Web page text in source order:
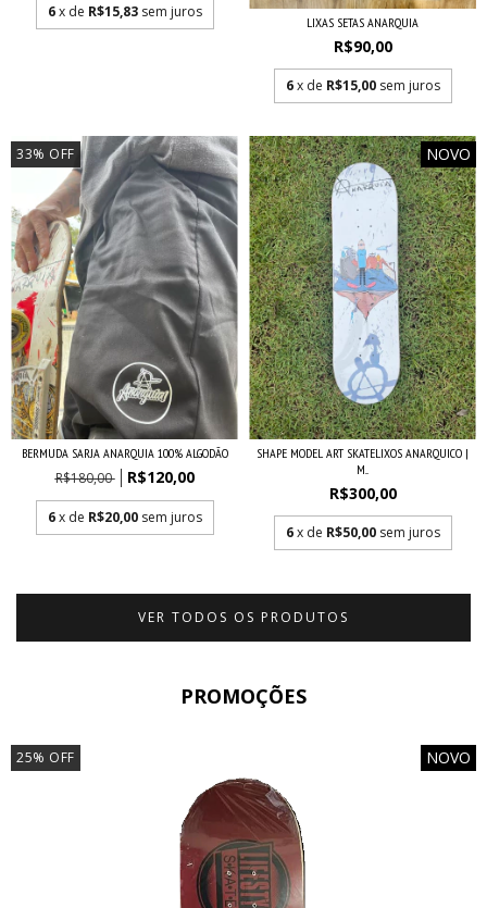
6 x de R$15,83 sem juros
LIXAS SETAS ANARQUIA
R$90,00
6 x de R$15,00 sem juros
33% OFF
BERMUDA SARJA ANARQUIA 100% ALGODÃO
R$180,00 R$120,00
6 x de R$20,00 sem juros
NOVO
SHAPE MODEL ART SKATELIXOS ANARQUICO |
M...
R$300,00
6 x de R$50,00 sem juros
VER TODOS OS PRODUTOS
PROMOÇÕES
25% OFF NOVO